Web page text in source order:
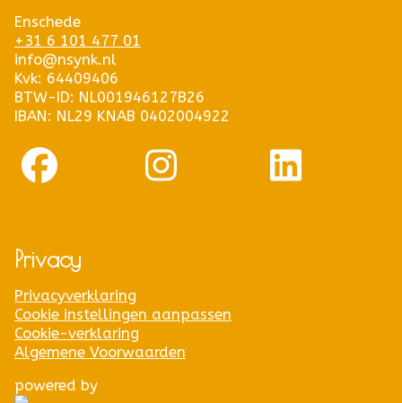
Enschede
+31 6 101 477 01
info@nsynk.nl
Kvk: 64409406
BTW-ID: NL001946127B26
IBAN: NL29 KNAB 0402004922
Privacy
Privacyverklaring
Cookie instellingen aanpassen
Cookie-verklaring
Algemene Voorwaarden
powered by